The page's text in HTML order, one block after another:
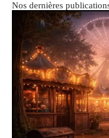
Nos dernières